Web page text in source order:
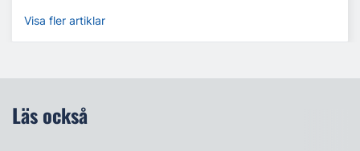
Visa fler artiklar
Läs också